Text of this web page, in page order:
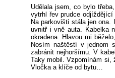
Udělala jsem, co bylo
vytrhl řev prudce
Na parkovišti stála jen
uvnitř i vně auta. Kabelka
okradena. Hlavou mi
Nosím naštěstí v jednom
zabránit nejhoršímu. V
Taky mobil. Vzpomínám si,
Vločka a klíče od bytu…